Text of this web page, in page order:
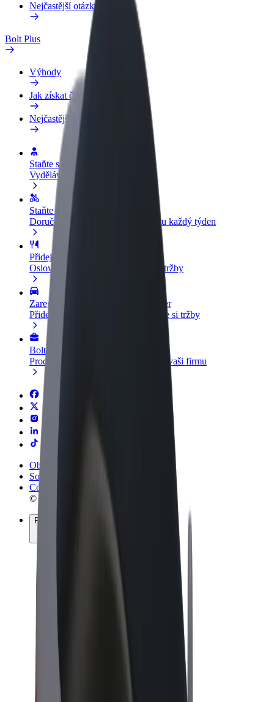
Nejčastější otázky
Bolt Plus
Výhody
Jak získat členství
Nejčastější otázky
Staňte se řidičem
Vydělávejte podle sebe
Staňte se kurýrem
Doručujte jídlo a dostávejte výplatu každý týden
Přidejte restauraci nebo obchod
Oslovte více zákazníků a zvyšte si tržby
Zaregistrujte se jako flotilový partner
Přidejte svou flotilu k Boltu a zvyšte si tržby
Bolt for Business
Produkty a služby Boltu přesně pro vaši firmu
Obchodní podmínky
Soukromí
Cookies
© 2026 Bolt Technology OÜ
Produkty
E-kola
Bolt Plus